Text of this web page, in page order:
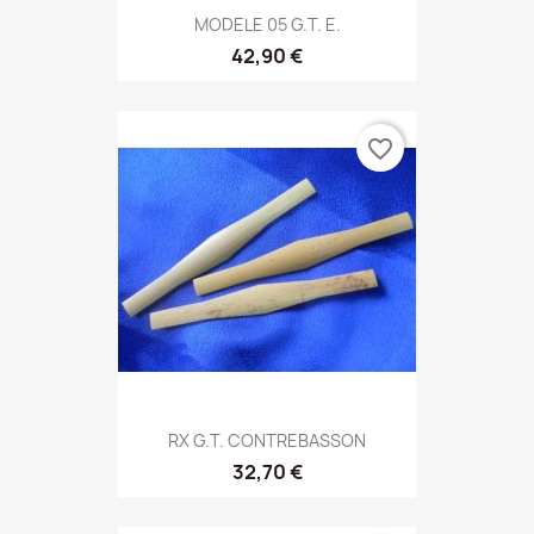
MODELE 05 G.T. E.
42,90 €
RX G.T. CONTREBASSON
32,70 €
favorite_border